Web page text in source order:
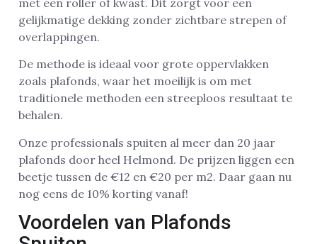
gelijkmatige dekking zonder zichtbare strepen of
overlappingen.
De methode is ideaal voor grote oppervlakken
zoals plafonds, waar het moeilijk is om met
traditionele methoden een streeploos resultaat te
behalen.
Onze professionals spuiten al meer dan 20 jaar
plafonds door heel Helmond. De prijzen liggen een
beetje tussen de €12 en €20 per m2. Daar gaan nu
nog eens de 10% korting vanaf!
Voordelen van Plafonds